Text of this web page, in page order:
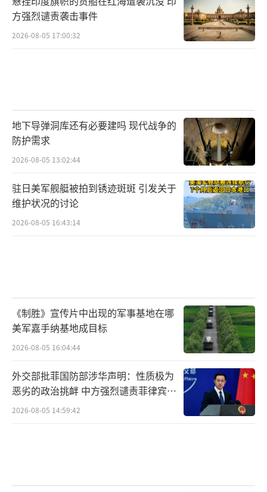
方强烈谴责袭击事件
2026-08-05 17:00:32
地下导弹洞库还有必要建吗 现代战争的
防护需求
2026-08-05 13:02:44
驻日美军舰艇被拍到锈迹斑斑 引发关于
维护状况的讨论
2026-08-05 16:43:14
《制胜》宣传片中出现的军事基地在哪
美军嘉手纳基地成目标
2026-08-05 16:04:44
外交部批菲国防部涉华声明：性质极为
恶劣的政治挑衅 中方强烈谴责菲律宾行
为
2026-08-05 14:59:42